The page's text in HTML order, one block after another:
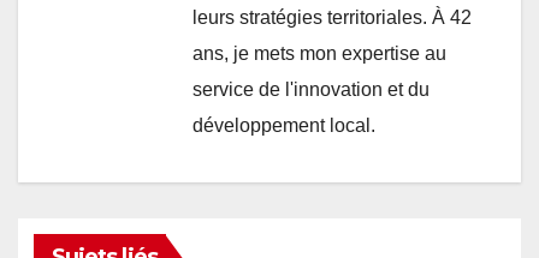
leurs stratégies territoriales. À 42
ans, je mets mon expertise au
service de l'innovation et du
développement local.